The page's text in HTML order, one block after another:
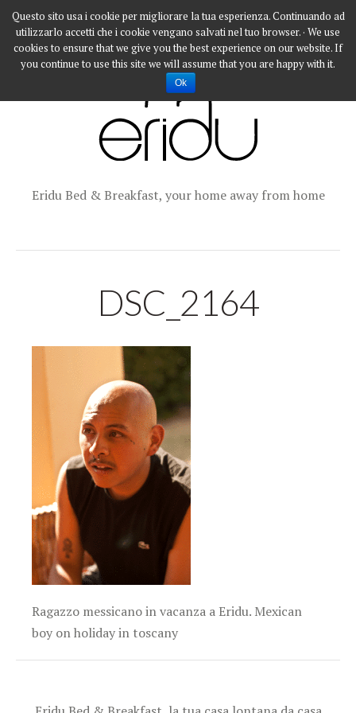
Eridu Bed & Breakfast, your home away from home
DSC_2164
Ragazzo messicano in vacanza a Eridu. Mexican
boy on holiday in toscany
Questo sito usa i cookie per migliorare la tua esperienza. Continuando ad
utilizzarlo accetti che i cookie vengano salvati nel tuo browser. · We use
cookies to ensure that we give you the best experience on our website. If
you continue to use this site we will assume that you are happy with it.
Ok